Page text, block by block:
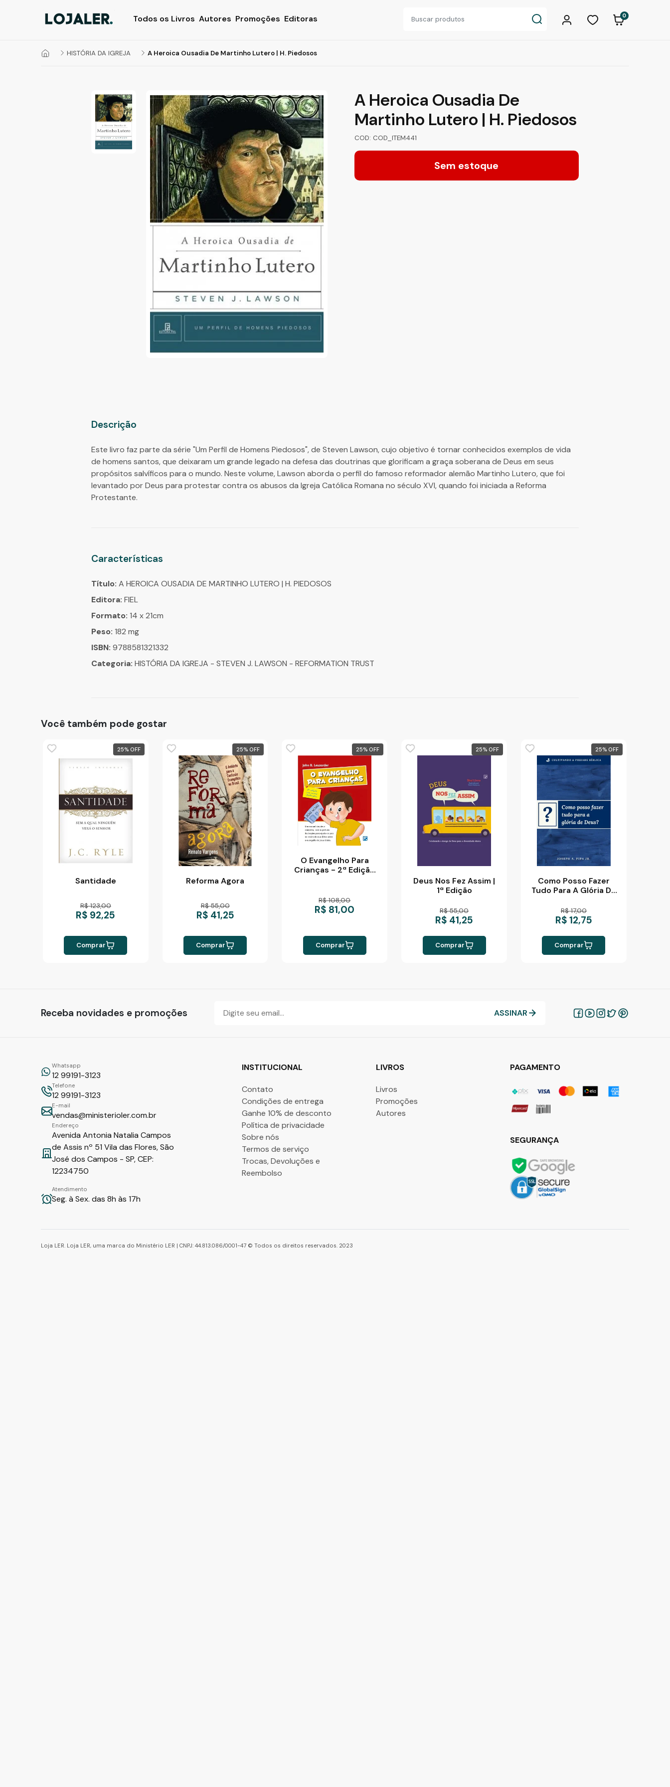
Todos os Livros Autores Promoções Editoras 0
HISTÓRIA DA IGREJA A Heroica Ousadia De Martinho Lutero | H. Piedosos
A Heroica Ousadia De
Martinho Lutero | H. Piedosos
COD: COD_ITEM441
Sem estoque
Descrição
Este livro faz parte da série "Um Perfil de Homens Piedosos", de Steven Lawson, cujo objetivo é tornar conhecidos exemplos de vida
de homens santos, que deixaram um grande legado na defesa das doutrinas que glorificam a graça soberana de Deus em seus
propósitos salvíficos para o mundo. Neste volume, Lawson aborda o perfil do famoso reformador alemão Martinho Lutero, que foi
levantado por Deus para protestar contra os abusos da Igreja Católica Romana no século XVI, quando foi iniciada a Reforma
Protestante.
Características
Título: A HEROICA OUSADIA DE MARTINHO LUTERO | H. PIEDOSOS
Editora: FIEL
Formato: 14 x 21cm
Peso: 182 mg
ISBN: 9788581321332
Categoria: HISTÓRIA DA IGREJA - STEVEN J. LAWSON - REFORMATION TRUST
Você também pode gostar
25%
Santidade
R$ 123,00
R$ 92,25
Comprar
25%
Reforma Agora
R$ 55,00
R$ 41,25
Comprar
25%
O Evangelho Para
Crianças - 2ª Edição
R$ 108,00
R$ 81,00
Comprar
25%
Deus Nos Fez Assim |
1ª Edição
R$ 55,00
R$ 41,25
Comprar
25%
Como Posso Fazer
Tudo Para A Glória De
R$ 17,00
R$ 12,75
Comprar
Receba novidades e promoções ASSINAR
Whatsapp
12 99191-3123
Telefone
12 99191-3123
E-mail
vendas@ministerioler.com.br
Endereço
Avenida Antonia Natalia Campos
de Assis nº 51 Vila das Flores, São
José dos Campos - SP, CEP:
12234750
Atendimento
Seg. à Sex. das 8h às 17h
INSTITUCIONAL
Contato
Condições de entrega
Ganhe 10% de desconto
Política de privacidade
Sobre nós
Termos de serviço
Trocas, Devoluções e
Reembolso
LIVROS
Livros
Promoções
Autores
PAGAMENTO
SEGURANÇA
Loja LER. Loja LER, uma marca do Ministério LER | CNPJ: 44.813.086/0001-47 © Todos os direitos reservados. 2023